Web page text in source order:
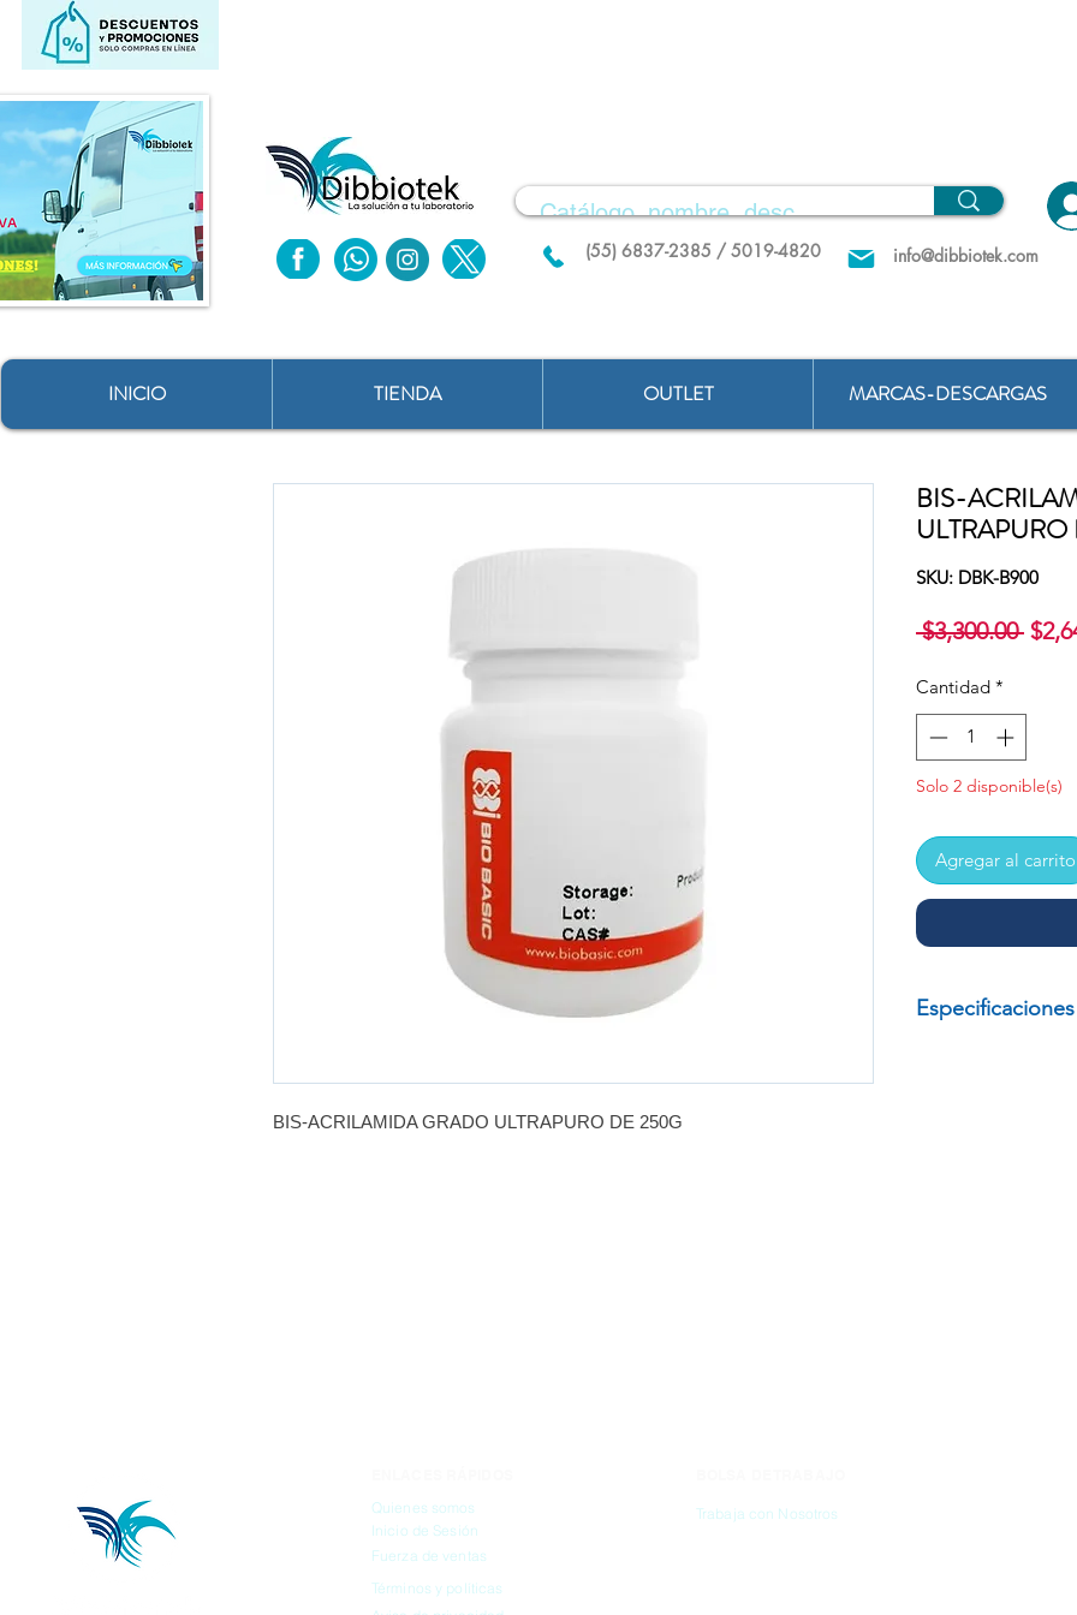
(55) 6837-2385 / 5019-4820 info@dibbiotek.com
INICIO TIENDA OUTLET MARCAS-DESCARGAS
BIS-ACRILAMIDA GRADO ULTRAPURO DE 250G
BIS-
SKU: DBK-B900
$3,300.00
Cantidad *
Solo 2 disponible(s)
Agregar al carrito
Quienes somos
Inicio de Sesión
Fuerza de ventas
Términos y políticas
Trabaja con Nosotros